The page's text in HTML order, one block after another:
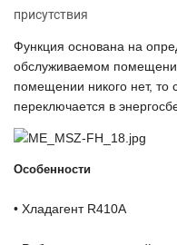
присутствия
Функция основана на
обслуживаемом
помещении никого нет, то
переключается в
Особенности
• Хладагент R410A